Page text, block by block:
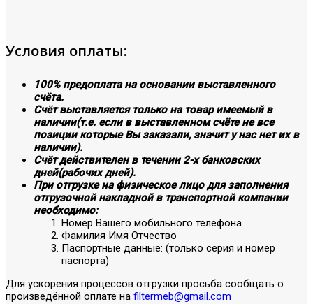
Условия оплаты:
100% предоплата на основании выставленного
счёта.
Счёт выставляется только на товар имеемый в
наличии(т.е. если в выставленном счёте не все
позиции которые Вы заказали, значит у нас нет их в
наличии).
Счёт действителен в течении 2-х банковских
дней(рабочих дней).
При отгрузке на физическое лицо для заполнения
отгрузочной накладной в транспортной компании
необходимо:
Номер Вашего мобильного телефона
Фамилия Имя Отчество
Паспортные данные: (только серия и номер
паспорта)
Для ускорения процессов отгрузки просьба сообщать о
произведённой оплате на filtermeb@gmail.com